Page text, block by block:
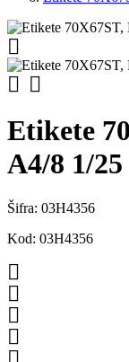

 
Etikete
A4/8 1/
Šifra: 03H4356
Kod: 03H4356



